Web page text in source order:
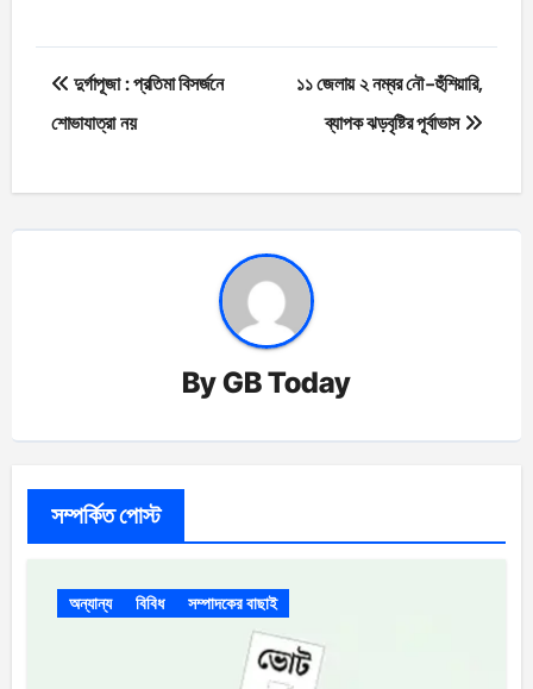
Post
navigation
দুর্গাপূজা : প্রতিমা বিসর্জনে
শোভাযাত্রা নয়
১১ জেলায় ২ নম্বর নৌ-হুঁশিয়ারি,
ব্যাপক ঝড়বৃষ্টির পূর্বাভাস
ByGB Today
সম্পর্কিত পোস্ট
অন্যান্য বিবিধ সম্পাদকের বাছাই